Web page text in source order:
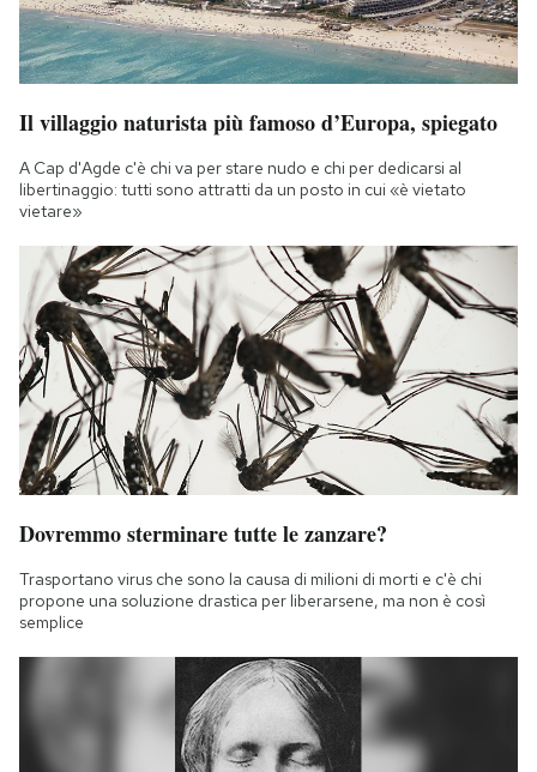
Il villaggio naturista più famoso d’Europa, spiegato
A Cap d'Agde c'è chi va per stare nudo e chi per dedicarsi al
libertinaggio: tutti sono attratti da un posto in cui «è vietato
vietare»
Dovremmo sterminare tutte le zanzare?
Trasportano virus che sono la causa di milioni di morti e c'è chi
propone una soluzione drastica per liberarsene, ma non è così
semplice